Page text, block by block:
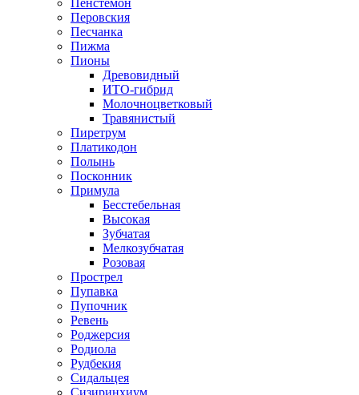
Перовския
Песчанка
Пижма
Пионы
Древовидный
ИТО-гибрид
Молочноцветковый
Травянистый
Пиретрум
Платикодон
Полынь
Посконник
Примула
Бесстебельная
Высокая
Зубчатая
Мелкозубчатая
Розовая
Прострел
Пупавка
Пупочник
Ревень
Роджерсия
Родиола
Рудбекия
Сидальцея
Сизиринхиум